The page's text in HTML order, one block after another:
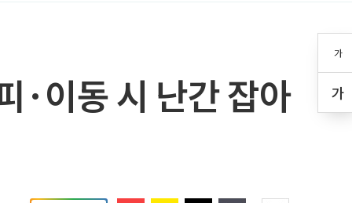
가
가
·이동 시 난간 잡아